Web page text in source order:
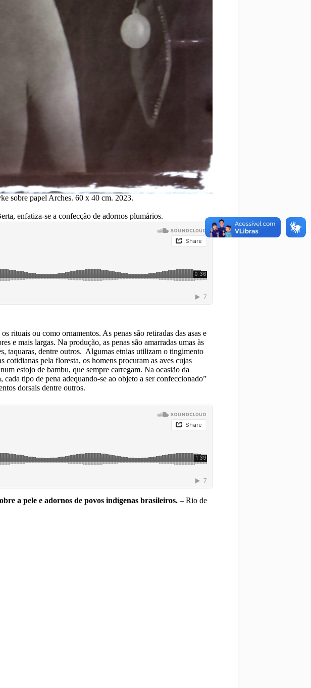
sobre papel Arches. 60 x 40 cm. 2023.
enfatiza-se a confecção de adornos plumários.
rituais ou como ornamentos. As penas são retiradas das asas e
e mais largas. Na produção, as penas são amarradas umas às
taquaras, dentre outros. Algumas etnias utilizam o tingimento
cotidianas pela floresta, os homens procuram as aves cujas
estojo de bambu, que sempre carregam. Na ocasião da
tipo de pena adequando-se ao objeto a ser confeccionado”
dorsais dentre outros.
a pele e adornos de povos indígenas brasileiros. – Rio de